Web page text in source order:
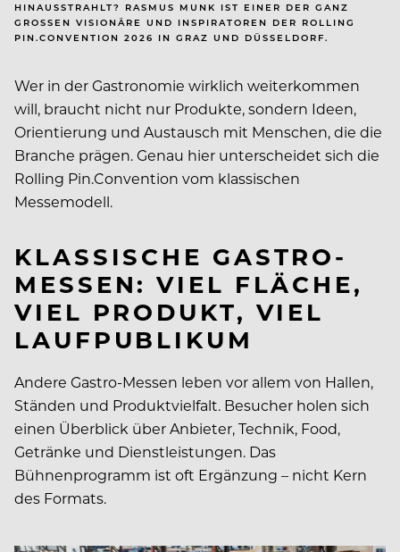
HINAUSSTRAHLT? RASMUS MUNK IST EINER DER GANZ
GROSSEN VISIONÄRE UND INSPIRATOREN DER ROLLING P
IN.CONVENTION 2026 IN GRAZ UND DÜSSELDORF.
Wer in der Gastronomie wirklich weiterkommen
will, braucht nicht nur Produkte, sondern Ideen,
Orientierung und Austausch mit Menschen, die die
Branche prägen. Genau hier unterscheidet sich die
Rolling Pin.Convention vom klassischen
Messemodell.
KLASSISCHE GASTRO-
MESSEN: VIEL FLÄCHE,
VIEL PRODUKT, VIEL
LAUFPUBLIKUM
Andere Gastro-Messen leben vor allem von Hallen,
Ständen und Produktvielfalt. Besucher holen sich
einen Überblick über Anbieter, Technik, Food,
Getränke und Dienstleistungen. Das
Bühnenprogramm ist oft Ergänzung – nicht Kern
des Formats.